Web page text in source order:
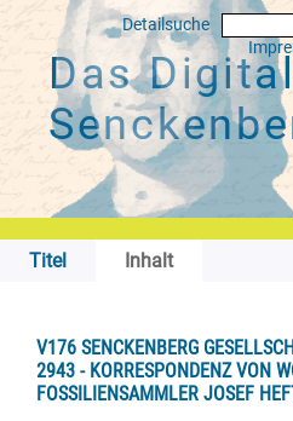
Detailsuche
Das
Titel Inhalt
V176 SENCKENBERG
2943 - KORRESPONDENZ VON
FOSSILIENSAMMLER JOSEF